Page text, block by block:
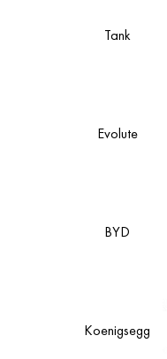
Tank
Evolute
BYD
Koenigsegg